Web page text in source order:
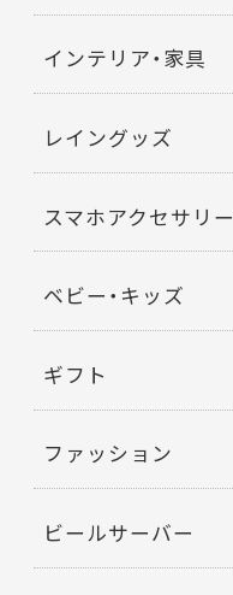
インテリア・家具
レイングッズ
スマホアクセサリー
ベビー・キッズ
ギフト
ファッション
ビールサーバー